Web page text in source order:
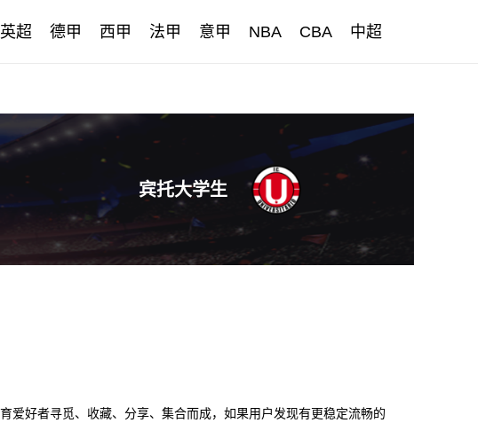
英超 德甲 西甲 法甲 意甲 NBA CBA 中超
宾托大学生
爱好者寻觅、收藏、分享、集合而成，如果用户发现有更稳定流畅的